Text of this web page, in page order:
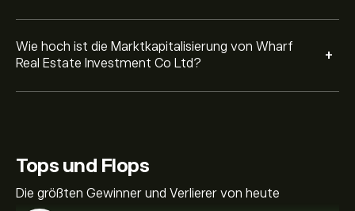
Wie hoch ist die Marktkapitalisierung von Wharf
Real Estate Investment Co Ltd?
+
Tops und Flops
Die größten Gewinner und Verlierer von heute